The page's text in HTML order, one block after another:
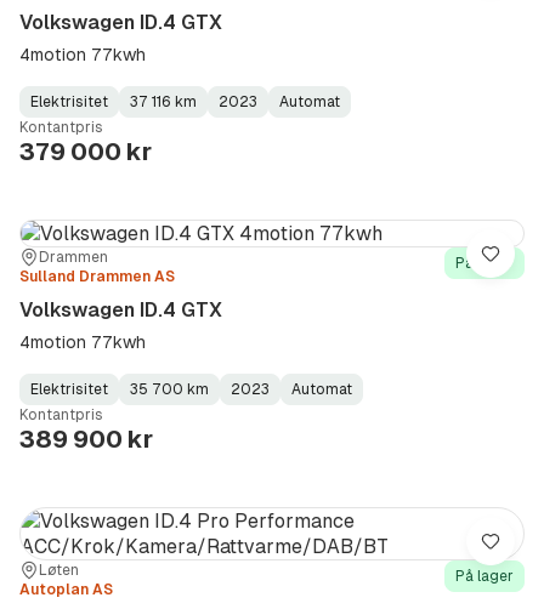
Volkswagen ID.4 GTX
4motion 77kwh
Fuel
Type:
Elektrisitet
Kilometerstand:
37 116 km
Model
Year:
2023
Gearbox
Type:
Automat
Kontantpris
379 000 kr
Sted:Drammen
Forhandler:
Sulland Drammen AS
På lager
Volkswagen ID.4 GTX
4motion 77kwh
Fuel
Type:
Elektrisitet
Kilometerstand :
35 700 km
Model
Year:
2023
Gearbox
Type:
Automat
Kontantpris
389 900 kr
Lagre
Sted:
Løten
Forhandler:
Autoplan AS
På lager
Lagre